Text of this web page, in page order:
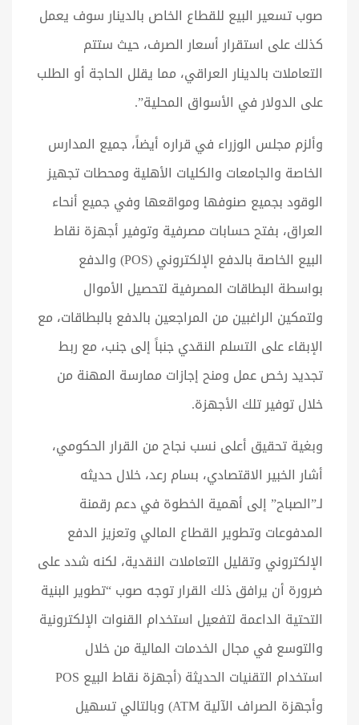
صوب تسعير البيع للقطاع الخاص بالدينار سوف يعمل
كذلك على استقرار أسعار الصرف، حيث ستتم
التعاملات بالدينار العراقي، مما يقلل الحاجة أو الطلب
على الدولار في الأسواق المحلية”.
وألزم مجلس الوزراء في قراره أيضاً، جميع المدارس
الخاصة والجامعات والكليات الأهلية ومحطات تجهيز
الوقود بجميع صنوفها ومواقعها وفي جميع أنحاء
العراق، بفتح حسابات مصرفية وتوفير أجهزة نقاط
البيع الخاصة بالدفع الإلكتروني (POS) والدفع
بواسطة البطاقات المصرفية لتحصيل الأموال
ولتمكين الراغبين من المراجعين بالدفع بالبطاقات، مع
الإبقاء على التسلم النقدي جنباً إلى جنب، مع ربط
تجديد رخص عمل ومنح إجازات ممارسة المهنة من
خلال توفير تلك الأجهزة.
وبغية تحقيق أعلى نسب نجاح من القرار الحكومي،
أشار الخبير الاقتصادي، بسام رعد، خلال حديثه
لـ”الصباح” إلى أهمية الخطوة في دعم رقمنة
المدفوعات وتطوير القطاع المالي وتعزيز الدفع
الإلكتروني وتقليل التعاملات النقدية، لكنه شدد على
ضرورة أن يرافق ذلك القرار توجه صوب “تطوير البنية
التحتية الداعمة لتفعيل استخدام القنوات الإلكترونية
والتوسع في مجال الخدمات المالية من خلال
استخدام التقنيات الحديثة (أجهزة نقاط البيع POS
وأجهزة الصراف الآلية ATM) وبالتالي تسهيل